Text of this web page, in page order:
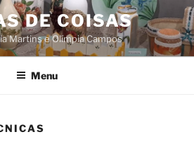
DE COISAS
Martins e Olímpia Campos
Menu